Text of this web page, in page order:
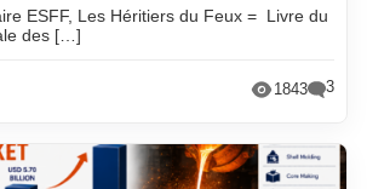
ESFF, Les Héritiers du Feux = Livre du
des […]
1843 3